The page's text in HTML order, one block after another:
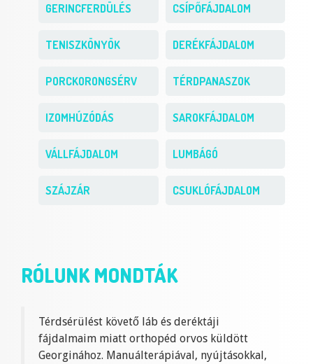
GERINCFERDÜLÉS CSÍPŐFÁJDALOM
TENISZKÖNYÖK DERÉKFÁJDALOM
PORCKORONGSÉRV TÉRDPANASZOK
IZOMHÚZÓDÁS SAROKFÁJDALOM
VÁLLFÁJDALOM LUMBÁGÓ
SZÁJZÁR CSUKLÓFÁJDALOM
RÓLUNK MONDTÁK
Térdsérülést követő láb és deréktáji
fájdalmaim miatt orthopéd orvos küldött
Georginához. Manuálterápiával, nyújtásokkal,